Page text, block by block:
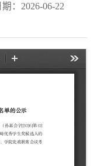
：2026-06-22